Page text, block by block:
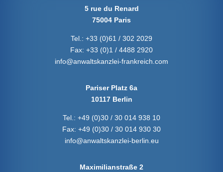
5 rue du Renard
75004 Paris
Tel.: +33 (0)61 / 302 2029
Fax: +33 (0)1 / 4488 2920
info@anwaltskanzlei-frankreich.com
Pariser Platz 6a
10117 Berlin
Tel.: +49 (0)30 / 30 014 938 10
Fax: +49 (0)30 / 30 014 930 30
info@anwaltskanzlei-berlin.eu
Maximilianstraße 2